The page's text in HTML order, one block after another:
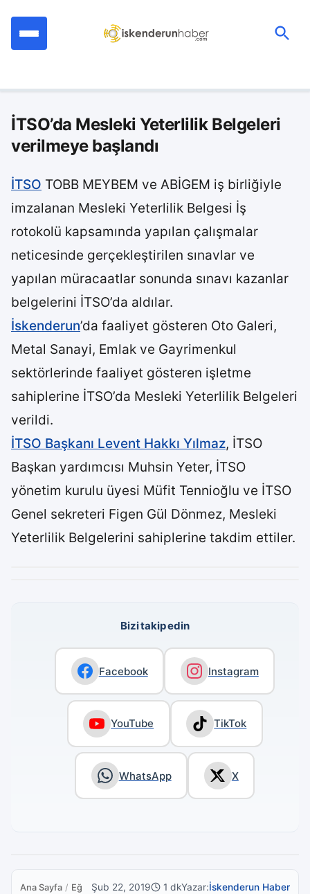
İTSO’da Mesleki Yeterlilik Belgeleri
verilmeye başlandı
İTSO TOBB MEYBEM ve ABİGEM iş birliğiyle
imzalanan Mesleki Yeterlilik Belgesi İş
rotokolü kapsamında yapılan çalışmalar
neticesinde gerçekleştirilen sınavlar ve
yapılan müracaatlar sonunda sınavı kazanlar
belgelerini İTSO’da aldılar.
İskenderun’da faaliyet gösteren Oto Galeri,
Metal Sanayi, Emlak ve Gayrimenkul
sektörlerinde faaliyet gösteren işletme
sahiplerine İTSO’da Mesleki Yeterlilik Belgeleri
verildi.
İTSO Başkanı Levent Hakkı Yılmaz, İTSO
Başkan yardımcısı Muhsin Yeter, İTSO
yönetim kurulu üyesi Müfit Tennioğlu ve İTSO
Genel sekreteri Figen Gül Dönmez, Mesleki
Yeterlilik Belgelerini sahiplerine takdim ettiler.
Bizi takip edin
Facebook Instagram
YouTube TikTok
WhatsApp X
Ana Sayfa / EğitimŞub 22, 2019 1 dkYazar:İskenderun Haber